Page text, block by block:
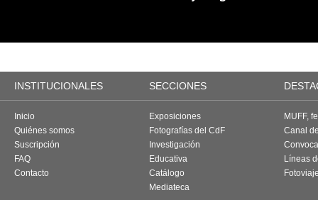
INSTITUCIONALES SECCIONES
Inicio
Quiénes somos
Suscripción
FAQ
Contacto
Exposiciones
Fotografías del CdF
Investigación
Educativa
Catálogo
Mediateca
MUFF,
Canal
Líneas